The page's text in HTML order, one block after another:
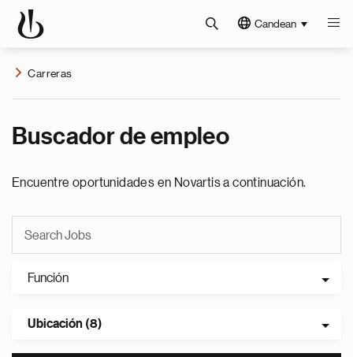
Candean
Carreras
Buscador de empleo
Encuentre oportunidades en Novartis a continuación.
Función
Ubicación (8)